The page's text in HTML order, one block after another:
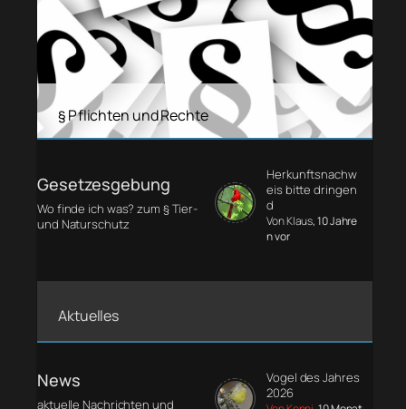
§ Pflichten und Rechte
Gesetzesgebung
Wo finde ich was? zum § Tier-
und Naturschutz
Herkunftsnachw
eis bitte dringen
d
Von Klaus, 10 Jahre
n vor
Aktuelles
News
aktuelle Nachrichten und
Vogel des Jahres
2026